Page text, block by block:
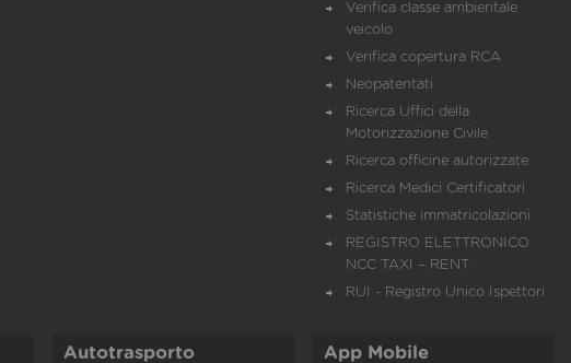
Verifica classe ambientale
veicolo
Verifica copertura RCA
Neopatentati
Ricerca Uffici della
Motorizzazione Civile
Ricerca officine autorizzate
Ricerca Medici Certificatori
Statistiche immatricolazioni
REGISTRO ELETTRONICO
NCC TAXI – RENT
RUI - Registro Unico Ispettori
Autotrasporto App Mobile